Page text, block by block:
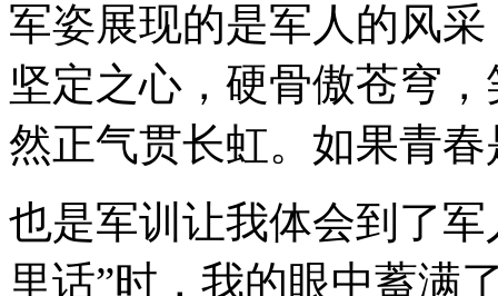
军姿展现的是军人的风
坚定之心，硬骨傲苍穹
然正气贯长虹。如果青
也是军训让我体会到了
里话”时，我的眼中蓄满